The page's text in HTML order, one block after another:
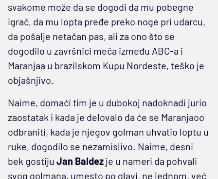
svakome može da se dogodi da mu pobegne
igrač, da mu lopta pređe preko noge pri udarcu,
da pošalje netačan pas, ali za ono što se
dogodilo u završnici meča između ABC-a i
Maranjaa u brazilskom Kupu Nordeste, teško je
objašnjivo.
Naime, domaći tim je u dubokoj nadoknadi jurio
zaostatak i kada je delovalo da će se Maranjaoo
odbraniti, kada je njegov golman uhvatio loptu u
ruke, dogodilo se nezamislivo. Naime, desni
bek gostiju Jan Baldez je u nameri da pohvali
svog golmana, umesto po glavi, ne jednom, već